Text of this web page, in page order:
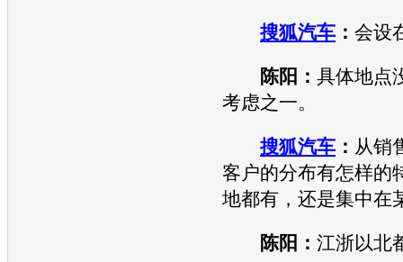
搜狐汽车 ： 会设
陈阳： 具体地点
考虑之一。
搜狐汽车 ： 从销
客户的分布有怎样的
地都有，还是集中在
陈阳： 江浙以北